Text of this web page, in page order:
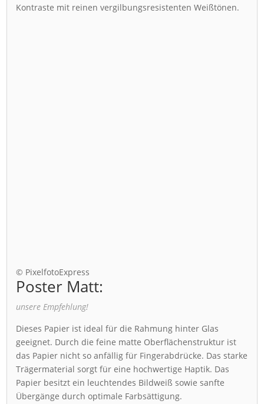
Kontraste mit reinen vergilbungsresistenten Weißtönen.
© PixelfotoExpress
Poster Matt:
unsere Empfehlung!
Dieses Papier ist ideal für die Rahmung hinter Glas
geeignet. Durch die feine matte Oberflächenstruktur ist
das Papier nicht so anfällig für Fingerabdrücke. Das starke
Trägermaterial sorgt für eine hochwertige Haptik. Das
Papier besitzt ein leuchtendes Bildweiß sowie sanfte
Übergänge durch optimale Farbsättigung.